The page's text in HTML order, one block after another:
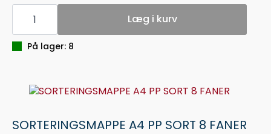
3M
POST
INDEXFANER
SMAL
Læg i kurv
På lager: 8
SORTERINGSMAPPE A4 PP SORT 8 FANER